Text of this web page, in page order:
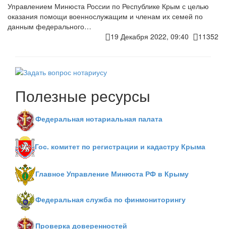
Управлением Минюста России по Республике Крым с целью
оказания помощи военнослужащим и членам их семей по
данным федерального…
19 Декабря 2022, 09:40
11352
Полезные ресурсы
Федеральная нотариальная палата
Гос. комитет по регистрации и кадастру Крыма
Главное Управление Минюста РФ в Крыму
Федеральная служба по финмониторингу
Проверка доверенностей